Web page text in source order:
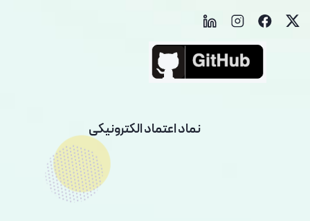
نماد اعتماد الکترونیکی